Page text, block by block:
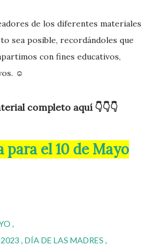
de los diferentes materiales
sea posible, recordándoles que
con fines educativos,
☺️
completo aquí 👇👇👇
para el 10 de Mayo
DÍA DE LAS MADRES